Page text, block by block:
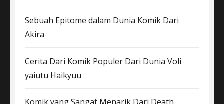
Sebuah Epitome dalam Dunia Komik Dari
Akira
Cerita Dari Komik Populer Dari Dunia Voli
yaiutu Haikyuu
Komik yang Sangat Menarik Dari Death